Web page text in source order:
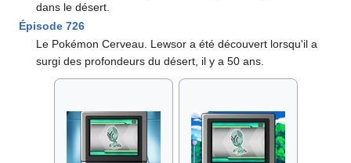
dans le désert.
Épisode 726
Le Pokémon Cerveau. Lewsor a été découvert lorsqu'il a
surgi des profondeurs du désert, il y a 50 ans.